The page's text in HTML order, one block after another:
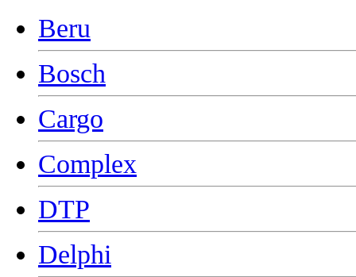
Beru
Bosch
Cargo
Complex
DTP
Delphi